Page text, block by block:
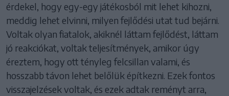
érdekel, hogy egy-egy játékosból mit lehet kihozni,
meddig lehet elvinni, milyen fejlődési utat tud bejárni.
Voltak olyan fiatalok, akiknél láttam fejlődést, láttam
jó reakciókat, voltak teljesítmények, amikor úgy
éreztem, hogy ott tényleg felcsillan valami, és
hosszabb távon lehet belőlük építkezni. Ezek fontos
visszajelzések voltak, és ezek adtak reményt arra,